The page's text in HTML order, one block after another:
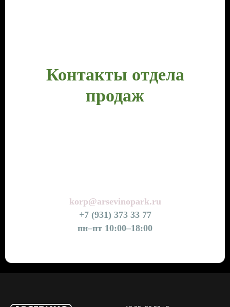
Контакты отдела
продаж
korp@arsevinopark.ru
+7 (931) 373 33 77
пн–пт 10:00–18:00